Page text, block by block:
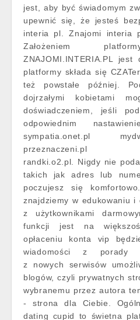
jest, aby być świadomym
upewnić się, że jesteś
interia pl. Znajomi interia
Założeniem
ZNAJOMI.INTERIA.PL jest
platformy składa się
też powstałe później.
dojrzałymi kobietami
doświadczeniem, jeśli
odpowiednim
sympatia.onet.pl
przeznaczeni.pl
randki.o2.pl. Nigdy nie
takich jak adres lub
poczujesz się
znajdziemy w edukowaniu i
z użytkownikami
funkcji jest na
opłaceniu konta vip
wiadomości z porady
z nowych serwisów
blogów, czyli prywatnych
wybranemu przez autora
- strona dla Ciebie.
dating cupid to świetna